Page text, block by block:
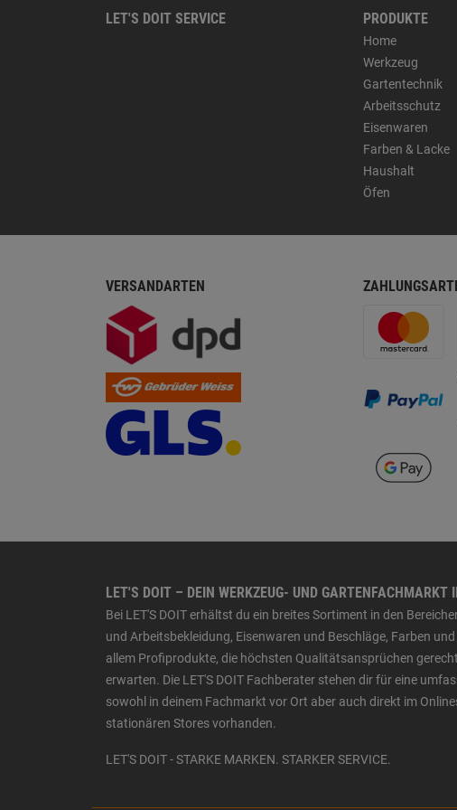
LET'S DOIT SERVICE PRODUKTE
Home
Werkzeug
Gartentechnik
Arbeitsschutz
Eisenwaren
Farben & Lacke
Haushalt
Öfen
VERSANDARTEN
LET'S DOIT – DEIN WERKZEUG- UND GARTENFACHMARKT
Bei LET'S DOIT erhältst du ein breites Sortiment in den
und Arbeitsbekleidung, Eisenwaren und Beschläge, Farben
allem Profiprodukte, die höchsten Qualitätsansprüchen
erwarten. Die LET'S DOIT Fachberater stehen dir für eine
sowohl in deinem Fachmarkt vor Ort aber auch direkt im
stationären Stores vorhanden.
LET'S DOIT - STARKE MARKEN. STARKER SERVICE.